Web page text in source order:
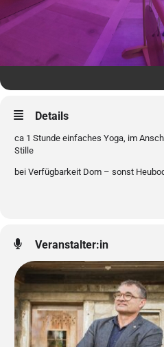
Details
ca 1 Stunde einfaches Yoga, im
Stille
bei Verfügbarkeit Dom – sonst
Veranstalter:in